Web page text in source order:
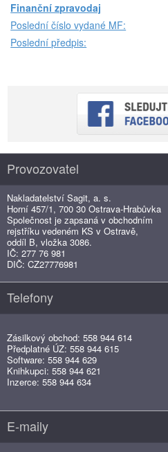
Finanční zpravodaj
Poslední číslo vydané MF:
Poslední předpis:
Provozovatel
Nakladatelství Sagit, a. s.
Horní 457/1, 700 30 Ostrava-Hrabůvka
Společnost je zapsaná v obchodním
rejstříku vedeném KS v Ostravě,
oddíl B, vložka 3086.
IČ: 277 76 981
DIČ: CZ27776981
Telefony
Zásilkový obchod: 558 944 614
Předplatné ÚZ: 558 944 615
Software: 558 944 629
Knihkupci: 558 944 621
Inzerce: 558 944 634
E-maily